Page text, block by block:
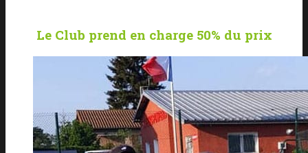
Le Club prend en charge 50% du prix